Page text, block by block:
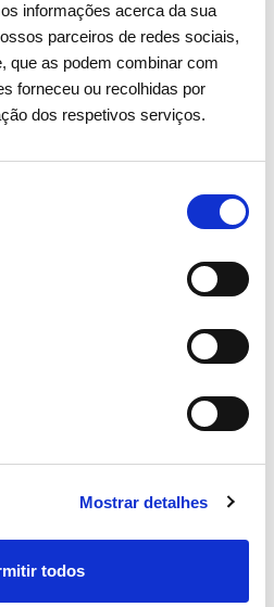
informações acerca da sua
parceiros de redes sociais,
que as podem combinar com
forneceu ou recolhidas por
dos respetivos serviços.
Mostrar detalhes
todos